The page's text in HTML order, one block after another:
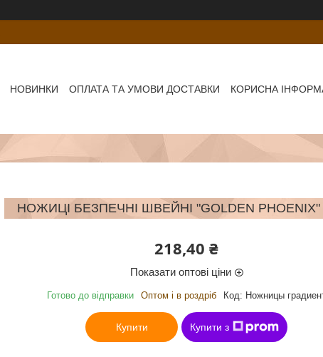
НОВИНКИ ОПЛАТА ТА УМОВИ ДОСТАВКИ КОРИСНА
НОЖИЦІ БЕЗПЕЧНІ ШВЕЙНІ "GOLDEN
218,40 ₴
Показати оптові ціни
Готово до відправки Оптом і в роздріб Код: Ножницы
Купити Купити з